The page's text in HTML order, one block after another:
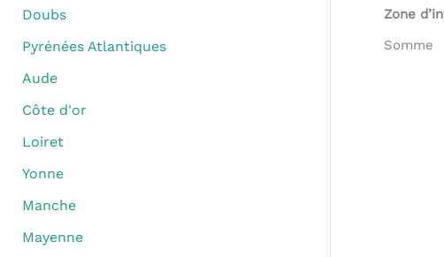
Doubs
Pyrénées Atlantiques
Aude
Côte d'or
Loiret
Yonne
Manche
Mayenne
Zone
Somme